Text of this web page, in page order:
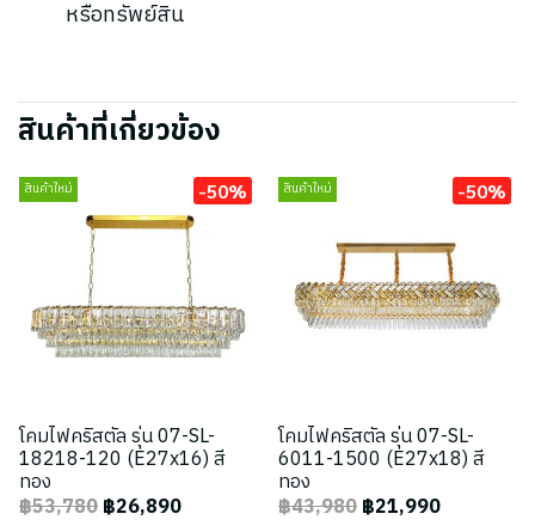
หรือทรัพย์สิน
สินค้าที่เกี่ยวข้อง
สินค้าใหม่ -50%
โคมไฟคริสตัล รุ่น 07-SL-
18218-120 (E27x16) สี
ทอง
฿53,780฿26,890
สินค้าใหม่ -50%
โคมไฟคริสตัล รุ่น 07-SL-
6011-1500 (E27x18) สี
ทอง
฿43,980฿21,990